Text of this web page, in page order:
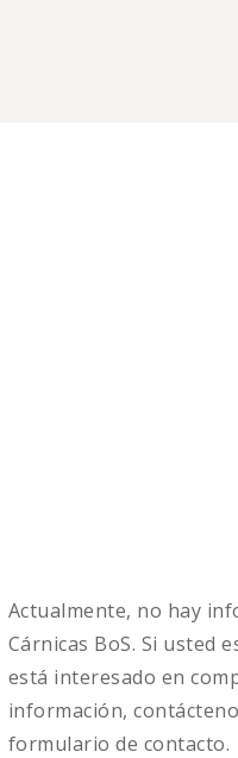
Actualmente, no hay
Cárnicas BoS. Si usted
está interesado en
información,
formulario de contacto.